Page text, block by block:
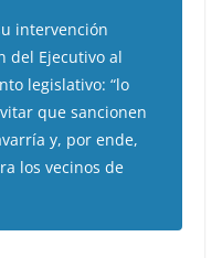
intervención
del Ejecutivo al
legislativo: “lo
que sancionen
y, por ende,
los vecinos de